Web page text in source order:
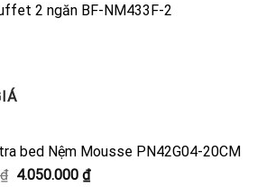
2 ngăn BF-NM433F-2
bed Nệm Mousse PN42G04-20CM
₫ Giá
4.050.000 ₫Giá